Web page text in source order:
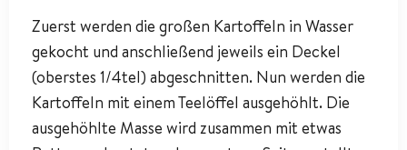
Zuerst werden die großen Kartoffeln in Wasser
gekocht und anschließend jeweils ein Deckel
(oberstes 1/4tel) abgeschnitten. Nun werden die
Kartoffeln mit einem Teelöffel ausgehöhlt. Die
ausgehöhlte Masse wird zusammen mit etwas